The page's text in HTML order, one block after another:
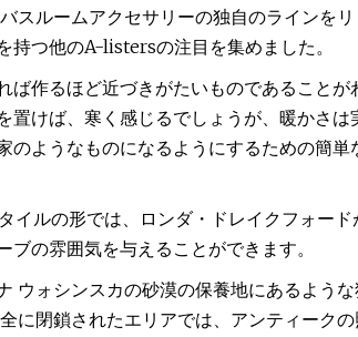
スルームアクセサリーの独自のラインを
持つ他のA-listersの注目を集めました。
作るほど近づきがたいものであることが
けば、寒く感じるでしょうが、暖かさは
ようなものになるようにするための簡単
イルの形では、ロンダ・ドレイクフォード
の雰囲気を与えることができます。
ウォシンスカの砂漠の保養地にあるよう
に閉鎖されたエリアでは、アンティーク